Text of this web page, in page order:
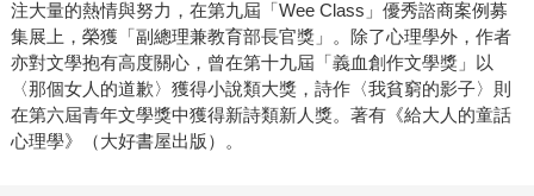
注大量的熱情與努力，在第九屆「Wee Class」優秀諮商案例募
集展上，榮獲「副總理兼教育部長官獎」。除了心理學外，作者
亦對文學抱有高度關心，曾在第十九屆「義血創作文學獎」以
〈那個女人的道歉〉獲得小說類大獎，詩作〈我貧窮的影子〉則
在第六屆青年文學獎中獲得新詩類新人獎。著有《給大人的童話
心理學》（大好書屋出版）。